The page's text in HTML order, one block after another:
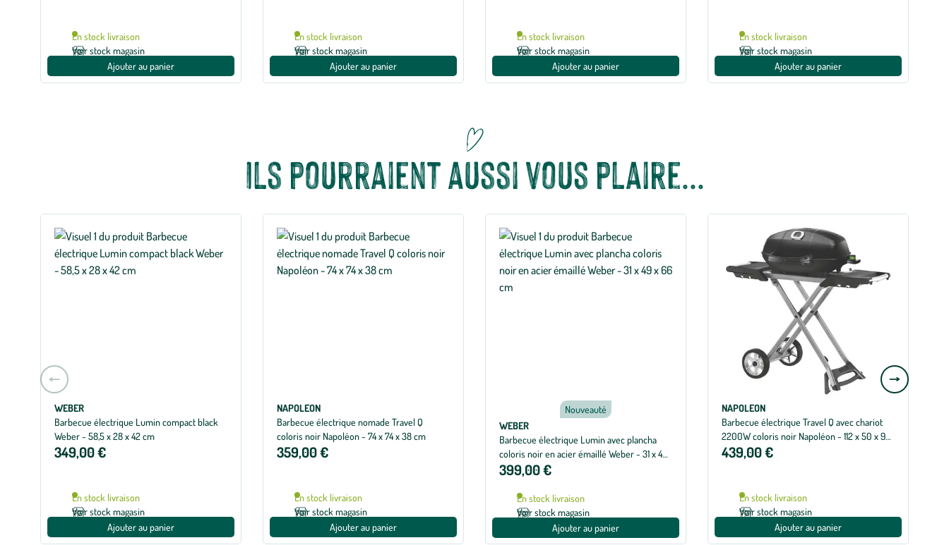
En stock livraison
Voir stock magasin
Ajouter au panier
En stock livraison
Voir stock magasin
Ajouter au panier
En stock livraison
Voir stock magasin
Ajouter au panier
En stock livraison
Voir stock magasin
Ajouter au panier
Ils pourraient aussi vous plaire...
WEBER
Barbecue électrique Lumin compact black
Weber - 58,5 x 28 x 42 cm
349,00 €
En stock livraison
Voir stock magasin
Ajouter au panier
NAPOLEON
Barbecue électrique nomade Travel Q
coloris noir Napoléon - 74 x 74 x 38 cm
359,00 €
En stock livraison
Voir stock magasin
Ajouter au panier
Nouveauté
WEBER
Barbecue électrique Lumin avec plancha
coloris noir en acier émaillé Weber - 31 x 49
x 66 cm
399,00 €
En stock livraison
Voir stock magasin
Ajouter au panier
NAPOLEON
Barbecue électrique Travel Q avec chariot
2200W coloris noir Napoléon - 112 x 50 x 93
cm
439,00 €
En stock livraison
Voir stock magasin
Ajouter au panier
Aller
à
slide
précédente
Aller
à
slide
suivante